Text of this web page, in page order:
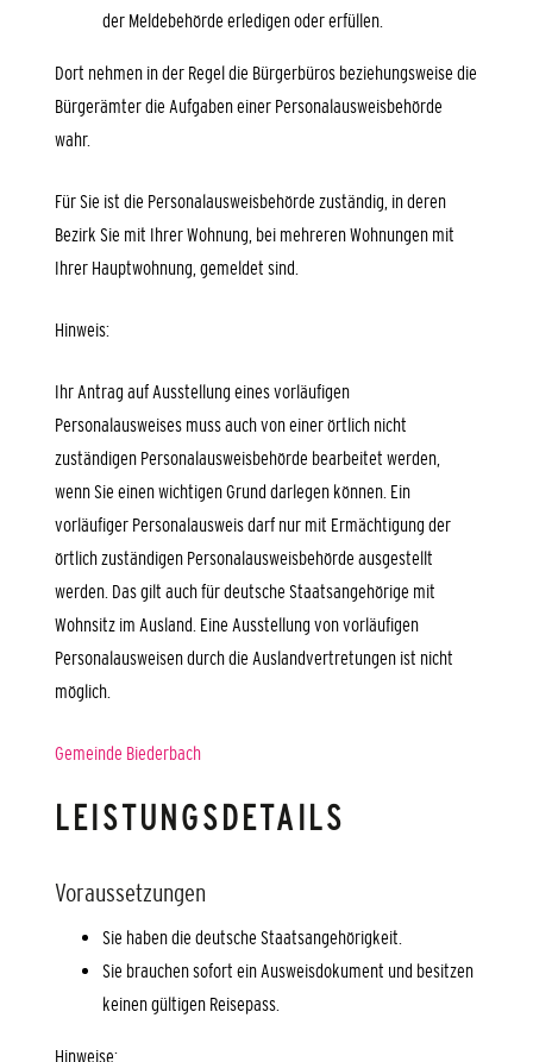
der Meldebehörde erledigen oder erfüllen.
Dort nehmen in der Regel die Bürgerbüros beziehungsweise die
Bürgerämter die Aufgaben einer Personalausweisbehörde
wahr.
Für Sie ist die Personalausweisbehörde zuständig, in deren
Bezirk Sie mit Ihrer Wohnung, bei mehreren Wohnungen mit
Ihrer Hauptwohnung, gemeldet sind.
Hinweis:
Ihr Antrag auf Ausstellung eines vorläufigen
Personalausweises muss auch von einer örtlich nicht
zuständigen Personalausweisbehörde bearbeitet werden,
wenn Sie einen wichtigen Grund darlegen können. Ein
vorläufiger Personalausweis darf nur mit Ermächtigung der
örtlich zuständigen Personalausweisbehörde ausgestellt
werden. Das gilt auch für deutsche Staatsangehörige mit
Wohnsitz im Ausland. Eine Ausstellung von vorläufigen
Personalausweisen durch die Auslandvertretungen ist nicht
möglich.
Gemeinde Biederbach
LEISTUNGSDETAILS
Voraussetzungen
Sie haben die deutsche Staatsangehörigkeit.
Sie brauchen sofort ein Ausweisdokument und besitzen
keinen gültigen Reisepass.
Hinweise: